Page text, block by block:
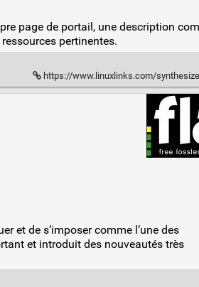
page de portail, une description
pertinentes.
https://www.linuxlinks.com/
et de s’imposer comme l’une des
et introduit des nouveautés très